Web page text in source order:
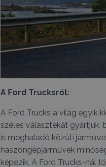
A Ford Trucksról:
A Ford Trucks a világ egyik
széles választékát gyártjuk,
is meghaladó közúti
haszongépjárművek
képezik. A Ford Trucks-nál